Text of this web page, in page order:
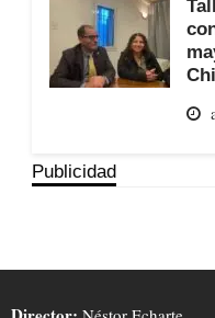
Publicidad